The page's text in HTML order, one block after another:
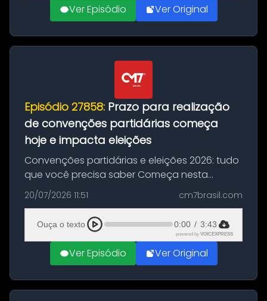
Ver Episódio Ver Original
Episódio 27858: Prazo para realização
de convenções partidárias começa
hoje e impacta eleições
Convenções partidárias e eleições 2026: tudo
que você precisa saber Começa nesta
segunda-feira e vai até 5 de agosto o prazo
para que partidos políticos e federações
partidárias realizem suas convençõ...
20/07/2026 11:51 cm7brasil.com
Ouça o texto 0:00 / 3:43
powered by VOICEXPRESS
Ver Episódio Ver Original